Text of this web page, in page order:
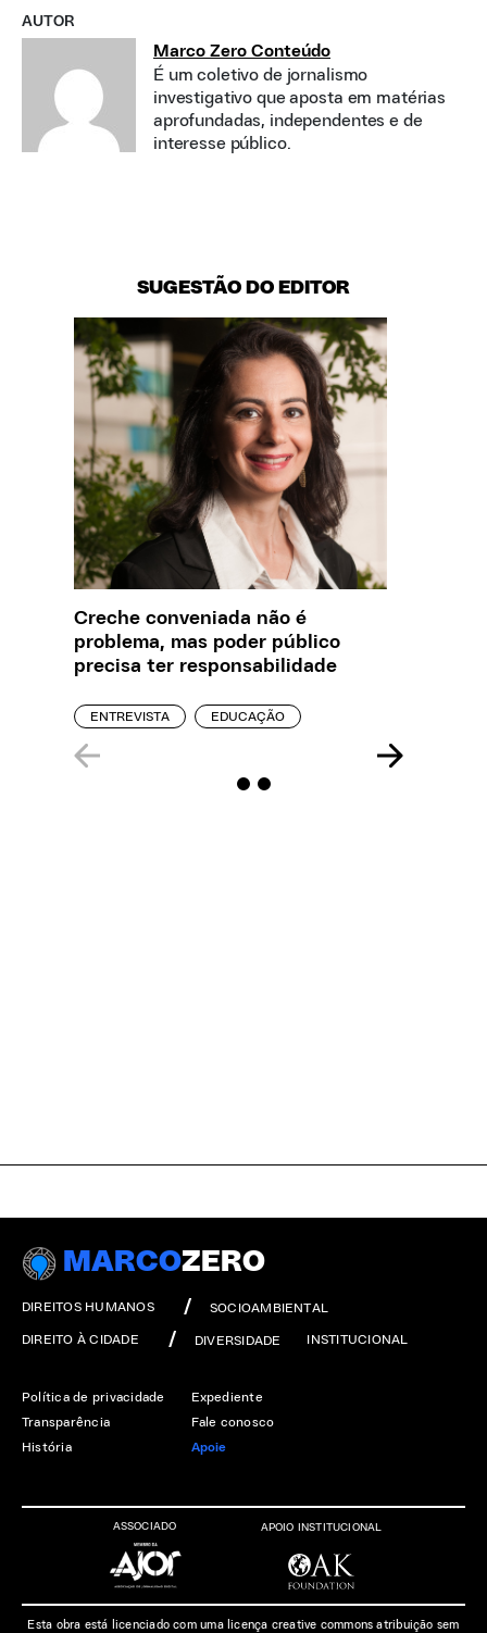
AUTOR
Marco Zero Conteúdo
É um coletivo de jornalismo
investigativo que aposta em matérias
aprofundadas, independentes e de
interesse público.
SUGESTÃO DO EDITOR
Creche conveniada não é
problema, mas poder público
precisa ter responsabilidade
ENTREVISTA EDUCAÇÃO
MARCOZERO
DIREITOS HUMANOS SOCIOAMBIENTAL
DIREITO À CIDADE DIVERSIDADE INSTITUCIONAL
Política de privacidade
Transparência
História
Expediente
Fale conosco
Apoie
ASSOCIADO APOIO INSTITUCIONAL
Esta obra está licenciado com uma licença creative commons atribuição sem